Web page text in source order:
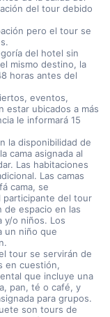
del tour debido
pero el tour se
del hotel sin
mismo destino, la
horas antes del
eventos,
ubicados a más
le informará 15
la disponibilidad de
cama asignada al
Las habitaciones
Las camas
cama, se
participante del tour
espacio en las
y/o niños. Los
un niño que
tour se servirán de
en cuestión,
que incluye una
pan, té o café, y
para grupos.
son tours de